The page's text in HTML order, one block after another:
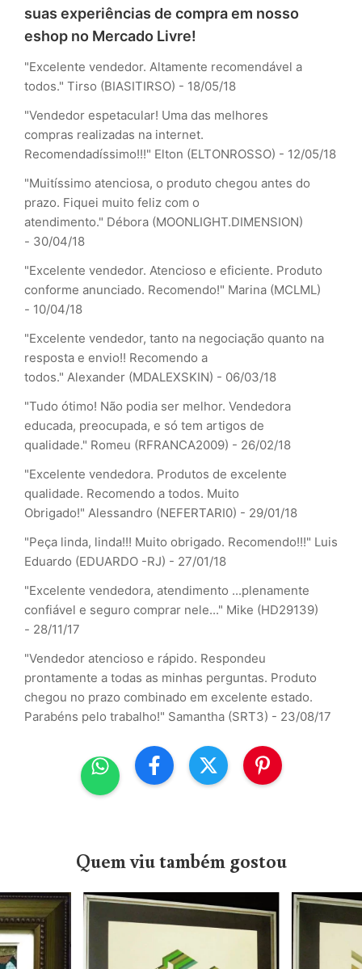
suas experiências de compra em nosso
eshop no Mercado Livre!
"Excelente vendedor. Altamente recomendável a
todos." Tirso (BIASITIRSO) - 18/05/18
"Vendedor espetacular! Uma das melhores
compras realizadas na internet.
Recomendadíssimo!!!" Elton (ELTONROSSO) - 12/05/18
"Muitíssimo atenciosa, o produto chegou antes do
prazo. Fiquei muito feliz com o
atendimento." Débora (MOONLIGHT.DIMENSION)
- 30/04/18
"Excelente vendedor. Atencioso e eficiente. Produto
conforme anunciado. Recomendo!" Marina (MCLML)
- 10/04/18
"Excelente vendedor, tanto na negociação quanto na
resposta e envio!! Recomendo a
todos." Alexander (MDALEXSKIN) - 06/03/18
"Tudo ótimo! Não podia ser melhor. Vendedora
educada, preocupada, e só tem artigos de
qualidade." Romeu (RFRANCA2009) - 26/02/18
"Excelente vendedora. Produtos de excelente
qualidade. Recomendo a todos. Muito
Obrigado!" Alessandro (NEFERTARI0) - 29/01/18
"Peça linda, linda!!! Muito obrigado. Recomendo!!!" Luis
Eduardo (EDUARDO -RJ) - 27/01/18
"Excelente vendedora, atendimento ...plenamente
confiável e seguro comprar nele..." Mike (HD29139)
- 28/11/17
"Vendedor atencioso e rápido. Respondeu
prontamente a todas as minhas perguntas. Produto
chegou no prazo combinado em excelente estado.
Parabéns pelo trabalho!" Samantha (SRT3) - 23/08/17
Quem viu também gostou